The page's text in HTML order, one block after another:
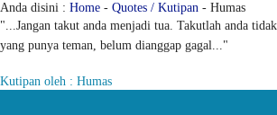
Anda disini : Home - Quotes / Kutipan - Humas
"...Jangan takut anda menjadi tua. Takutlah anda
yang punya teman, belum dianggap gagal..."
Kutipan oleh : Humas